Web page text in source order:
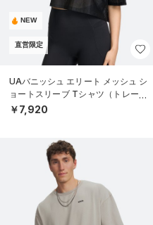
NEW
直営限定
UAバニッシュ エリート メッシュ シ
ョートスリーブ Tシャツ（トレーニ
ング/WOMEN）
￥7,920